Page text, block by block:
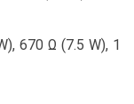
670 Ω (7.5 W), 1